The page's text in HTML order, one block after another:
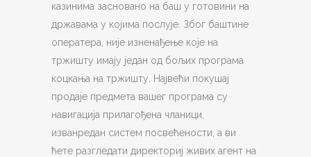
казинима засновано на баш у готовини на
државама у којима послује. Због баштине
оператера, није изненађење које на
тржишту имају један од бољих програма
коцкања на тржишту. Највећи покушај
продаје предмета вашег програма су
навигација прилагођена чланици,
изванредан систем посвећености, а ви
ћете разгледати директориј живих агент на